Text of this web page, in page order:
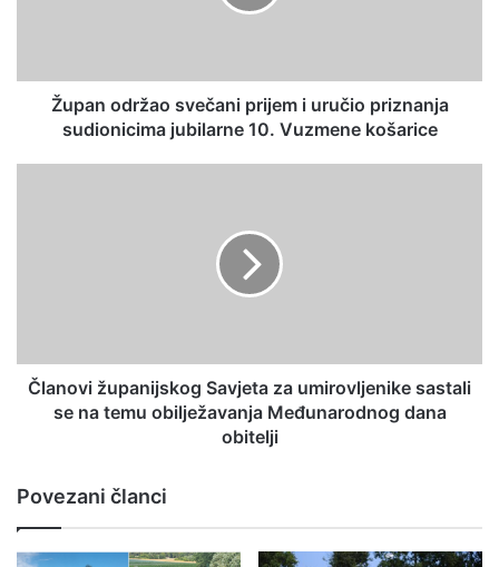
Župan održao svečani prijem i uručio priznanja
sudionicima jubilarne 10. Vuzmene košarice
Članovi županijskog Savjeta za umirovljenike sastali
se na temu obilježavanja Međunarodnog dana
obitelji
Povezani članci